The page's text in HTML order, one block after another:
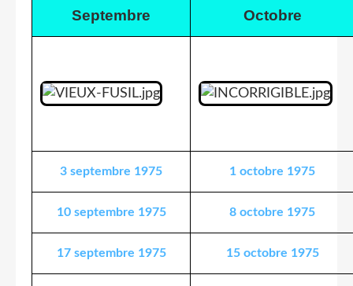
Septembre Octobre
3 septembre 1975 1 octobre 1975
10 septembre 1975 8 octobre 1975
17 septembre 1975 15 octobre 1975